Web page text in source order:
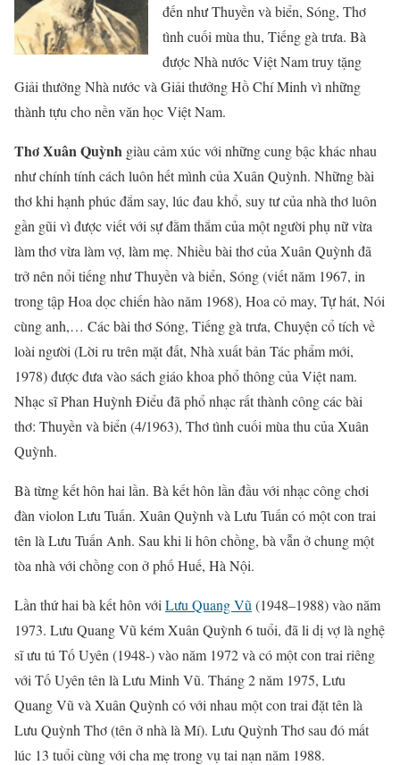
đến như Thuyền và biển, Sóng, Thơ
tình cuối mùa thu, Tiếng gà trưa. Bà
được Nhà nước Việt Nam truy tặng
Giải thưởng Nhà nước và Giải thưởng Hồ Chí Minh vì những
thành tựu cho nền văn học Việt Nam.
Thơ Xuân Quỳnh giàu cảm xúc với những cung bậc khác nhau
như chính tính cách luôn hết mình của Xuân Quỳnh. Những bài
thơ khi hạnh phúc đắm say, lúc đau khổ, suy tư của nhà thơ luôn
gần gũi vì được viết với sự đằm thắm của một người phụ nữ vừa
làm thơ vừa làm vợ, làm mẹ. Nhiều bài thơ của Xuân Quỳnh đã
trở nên nổi tiếng như Thuyền và biển, Sóng (viết năm 1967, in
trong tập Hoa dọc chiến hào năm 1968), Hoa cỏ may, Tự hát, Nói
cùng anh,… Các bài thơ Sóng, Tiếng gà trưa, Chuyện cổ tích về
loài người (Lời ru trên mặt đất, Nhà xuất bản Tác phẩm mới,
1978) được đưa vào sách giáo khoa phổ thông của Việt nam.
Nhạc sĩ Phan Huỳnh Điểu đã phổ nhạc rất thành công các bài
thơ: Thuyền và biển (4/1963), Thơ tình cuối mùa thu của Xuân
Quỳnh.
Bà từng kết hôn hai lần. Bà kết hôn lần đầu với nhạc công chơi
đàn violon Lưu Tuấn. Xuân Quỳnh và Lưu Tuấn có một con trai
tên là Lưu Tuấn Anh. Sau khi li hôn chồng, bà vẫn ở chung một
tòa nhà với chồng con ở phố Huế, Hà Nội.
Lần thứ hai bà kết hôn với Lưu Quang Vũ (1948–1988) vào năm
1973. Lưu Quang Vũ kém Xuân Quỳnh 6 tuổi, đã li dị vợ là nghệ
sĩ ưu tú Tố Uyên (1948-) vào năm 1972 và có một con trai riêng
với Tố Uyên tên là Lưu Minh Vũ. Tháng 2 năm 1975, Lưu
Quang Vũ và Xuân Quỳnh có với nhau một con trai đặt tên là
Lưu Quỳnh Thơ (tên ở nhà là Mí). Lưu Quỳnh Thơ sau đó mất
lúc 13 tuổi cùng với cha mẹ trong vụ tai nạn năm 1988.